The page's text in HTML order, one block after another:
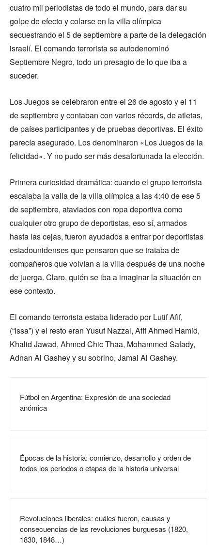
cuatro mil periodistas de todo el mundo, para dar su
golpe de efecto y colarse en la villa olímpica
secuestrando el 5 de septiembre a parte de la delegación
israelí. El comando terrorista se autodenominó
Septiembre Negro, todo un presagio de lo que iba a
suceder.
Los Juegos se celebraron entre el 26 de agosto y el 11
de septiembre y contaban con varios récords, de atletas,
de países participantes y de pruebas deportivas. El éxito
parecía asegurado. Los denominaron «Los Juegos de la
felicidad». Y no pudo ser más desafortunada la elección.
Primera curiosidad dramática: cuando el grupo terrorista
escalaba la valla de la villa olímpica a las 4:40 de ese 5
de septiembre, ataviados con ropa deportiva como
cualquier otro grupo de deportistas, eso sí, armados
hasta las cejas, fueron ayudados a entrar por deportistas
estadounidenses que pensaron que se trataba de
compañeros que volvían a la villa después de una noche
de juerga. Claro, quién se iba a imaginar la situación en
ese contexto.
El comando terrorista estaba liderado por Lutif Afif,
(“Issa”) y el resto eran Yusuf Nazzal, Afif Ahmed Hamid,
Khalid Jawad, Ahmed Chic Thaa, Mohammed Safady,
Adnan Al Gashey y su sobrino, Jamal Al Gashey.
Fútbol en Argentina: Expresión de una sociedad
anómica
Épocas de la historia: comienzo, desarrollo y orden de
todos los periodos o etapas de la historia universal
Revoluciones liberales: cuáles fueron, causas y
consecuencias de las revoluciones burguesas (1820,
1830, 1848…)